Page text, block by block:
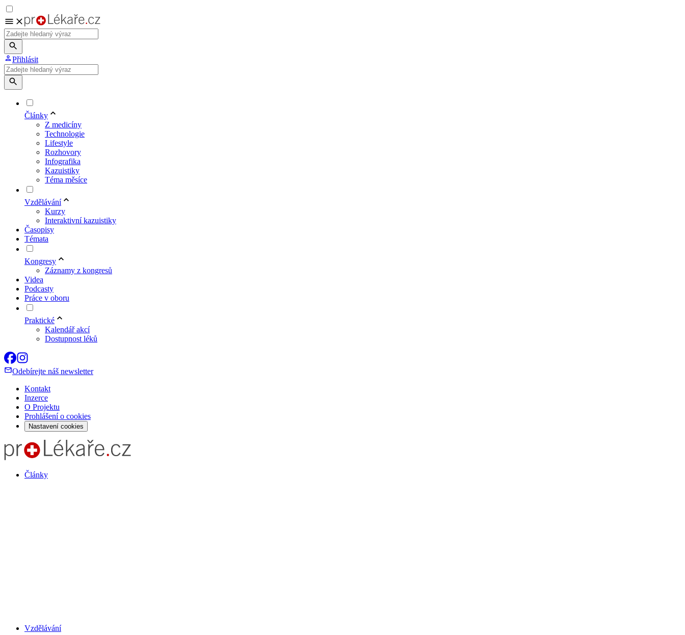
Přihlásit
Články
Z medicíny
Technologie
Lifestyle
Rozhovory
Infografika
Kazuistiky
Téma měsíce
Vzdělávání
Kurzy
Interaktivní kazuistiky
Časopisy
Témata
Kongresy
Záznamy z kongresů
Videa
Podcasty
Práce v oboru
Praktické
Kalendář akcí
Dostupnost léků
Odebírejte náš newsletter
Kontakt
Inzerce
O Projektu
Prohlášení o cookies
Nastavení cookies
Články
Vzdělávání